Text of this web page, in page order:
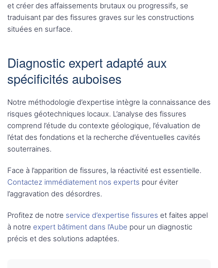
et créer des affaissements brutaux ou progressifs, se
traduisant par des fissures graves sur les constructions
situées en surface.
Diagnostic expert adapté aux
spécificités auboises
Notre méthodologie d’expertise intègre la connaissance des
risques géotechniques locaux. L’analyse des fissures
comprend l’étude du contexte géologique, l’évaluation de
l’état des fondations et la recherche d’éventuelles cavités
souterraines.
Face à l’apparition de fissures, la réactivité est essentielle.
Contactez immédiatement nos experts pour éviter
l’aggravation des désordres.
Profitez de notre service d’expertise fissures et faites appel
à notre expert bâtiment dans l’Aube pour un diagnostic
précis et des solutions adaptées.